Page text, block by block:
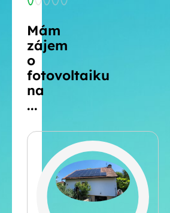
Mám
zájem
o
fotovoltaiku
na
...
Šikmá